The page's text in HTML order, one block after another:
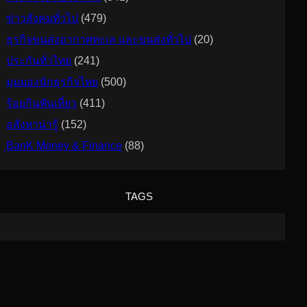
ข่าวสังคมทั่วไป (479)
ธุรกิจขนส่งอากาศทะเล และขนส่งทั่วไป (20)
ประกันทั่วไทย (241)
มุมมองนักธุรกิจไทย (500)
ร้อยกินพันเที่ยว (411)
อสังหาน่ารู้ (152)
ฺBanK Money & Finance (88)
TAGS